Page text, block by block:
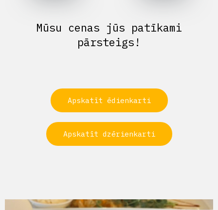
Mūsu cenas jūs patīkami
pārsteigs!
Apskatīt ēdienkarti
Apskatīt dzērienkarti